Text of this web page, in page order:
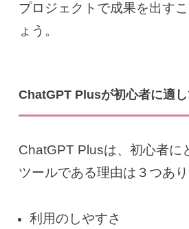
プロジェクトで成果を出す
ょう。
ChatGPT Plusが初心者に適
ChatGPT Plusは、初心者に
ツールである理由は３つあり
利用のしやすさ